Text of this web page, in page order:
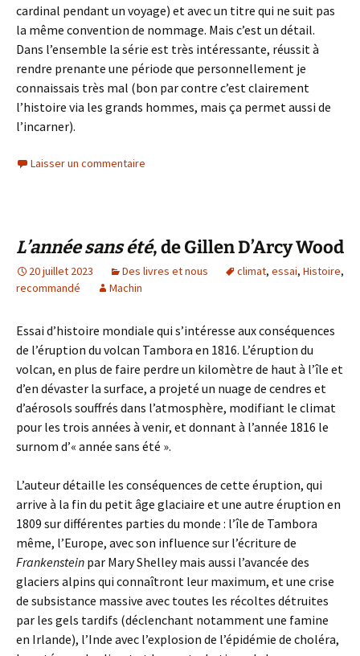
cardinal pendant un voyage) et avec un titre qui ne suit pas
la même convention de nommage. Mais c’est un détail.
Dans l’ensemble la série est très intéressante, réussit à
rendre prenante une période que personnellement je
connaissais très mal (bon par contre c’est clairement
l’histoire via les grands hommes, mais ça permet aussi de
l’incarner).
Laisser un commentaire
L’année sans été, de Gillen D’Arcy Wood
20 juillet 2023 Des livres et nous climat, essai, Histoire,
recommandé
Machin
Essai d’histoire mondiale qui s’intéresse aux conséquences
de l’éruption du volcan Tambora en 1816. L’éruption du
volcan, en plus de faire perdre un kilomètre de haut à l’île et
d’en dévaster la surface, a projeté un nuage de cendres et
d’aérosols souffrés dans l’atmosphère, modifiant le climat
pour les trois années à venir, et donnant à l’année 1816 le
surnom d’« année sans été ».
L’auteur détaille les conséquences de cette éruption, qui
arrive à la fin du petit âge glaciaire et une autre éruption en
1809 sur différentes parties du monde : l’île de Tambora
même, l’Europe, avec son influence sur l’écriture de
Frankenstein par Mary Shelley mais aussi l’avancée des
glaciers alpins qui connaîtront leur maximum, et une crise
de subsistance massive avec toutes les récoltes détruites
par les gels tardifs (déclenchant notamment une famine
en Irlande), l’Inde avec l’explosion de l’épidémie de choléra,